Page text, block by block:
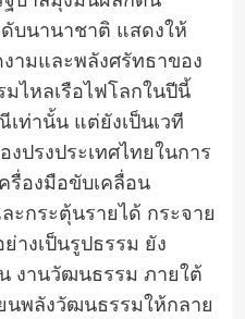
บนานาชาติ แสดงให้
ามและพลังศรัทธาของ
ไหลเรือไฟโลกในปีนี้
เท่านั้น แต่ยังเป็นเวที
ปรงประเทศไทยในการ
รื่องมือขับเคลื่อน
ะกระตุ้นรายได้ กระจาย
างเป็นรูปธรรม ยัง
งานวัฒนธรรม ภายใต้
นพลังวัฒนธรรมให้กลาย